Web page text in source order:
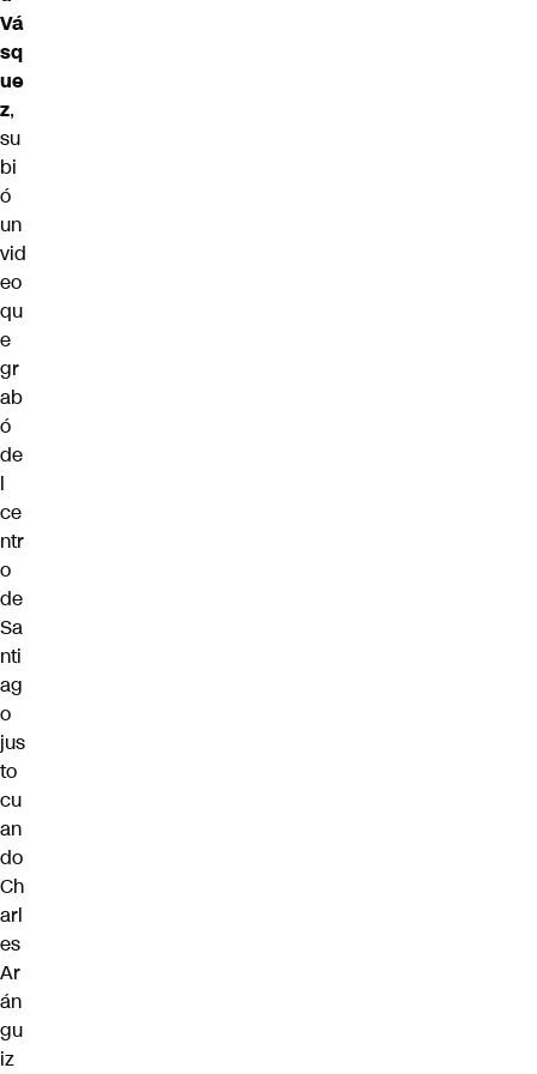
Vá
sq
ue
z,
su
bi
ó
un
vid
eo
qu
e
gr
ab
ó
de
l
ce
ntr
o
de
Sa
nti
ag
o
jus
to
cu
an
do
Ch
arl
es
Ar
án
gu
iz